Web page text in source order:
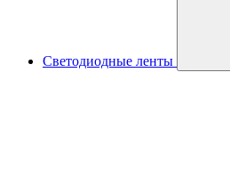
Светодиодные ленты